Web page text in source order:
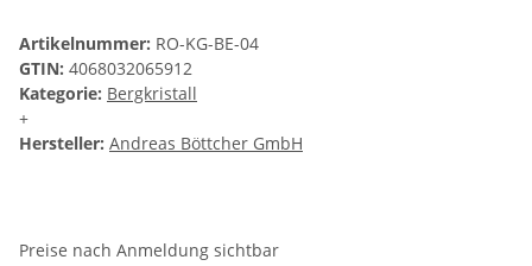
Artikelnummer: RO-KG-BE-04
GTIN: 4068032065912
Kategorie: Bergkristall
+
Hersteller: Andreas Böttcher GmbH
Preise nach Anmeldung sichtbar